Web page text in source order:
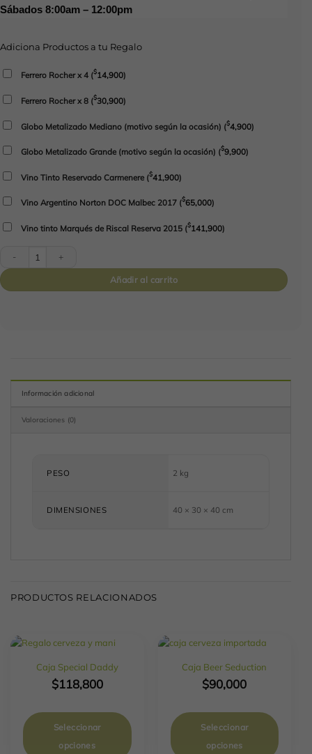
Sábados 8:00am – 12:00pm
Adiciona Productos a tu Regalo
Ferrero Rocher x 4 ($14,900)
Ferrero Rocher x 8 ($30,900)
Globo Metalizado Mediano (motivo según la ocasión) ($4,900)
Globo Metalizado Grande (motivo según la ocasión) ($9,900)
Vino Tinto Reservado Carmenere ($41,900)
Vino Argentino Norton DOC Malbec 2017 ($65,000)
Vino tinto Marqués de Riscal Reserva 2015 ($141,900)
Añadir al carrito
Información adicional
Valoraciones (0)
PESO 2 kg
DIMENSIONES 40 × 30 × 40 cm
PRODUCTOS RELACIONADOS
Caja Special Daddy
$118,800
Seleccionar
opciones
Caja Beer Seduction
$90,000
Seleccionar
opciones